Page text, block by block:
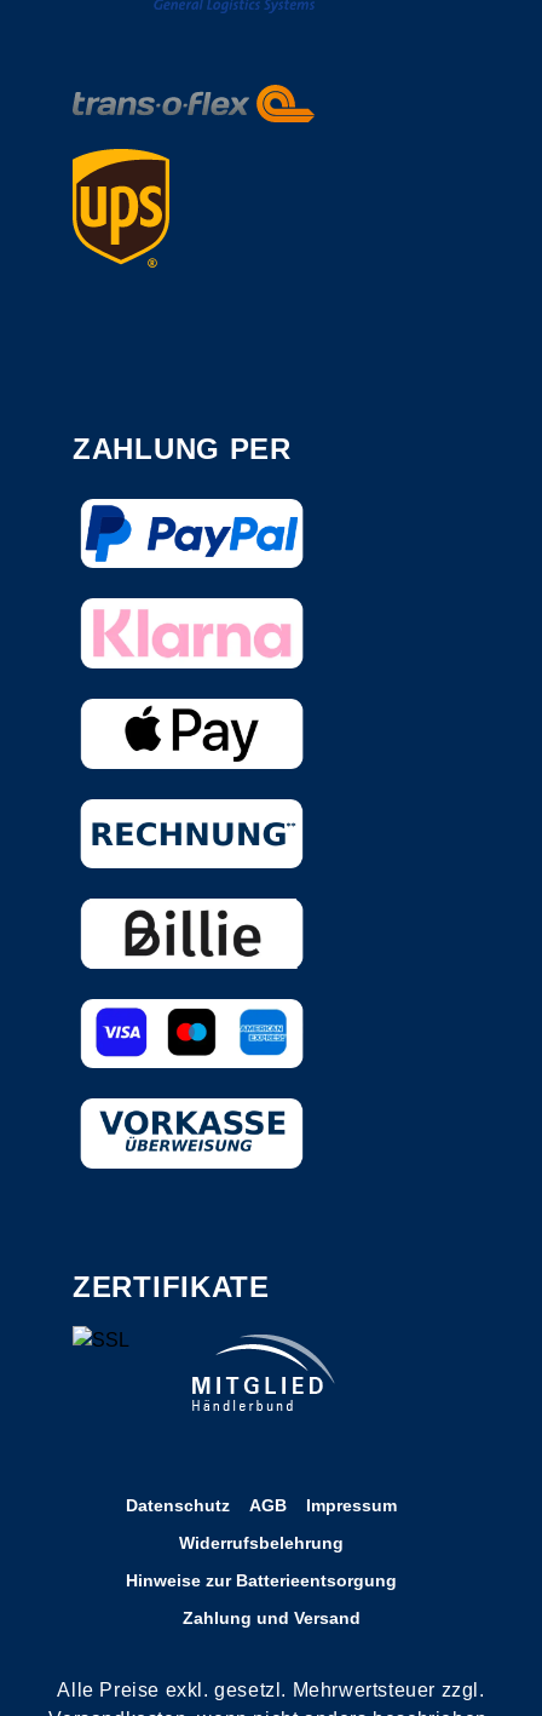
ZAHLUNG PER
ZERTIFIKATE
Datenschutz AGB
Impressum
Widerrufsbelehrung
Hinweise zur Batterieentsorgung
Zahlung und Versand
Alle Preise exkl. gesetzl. Mehrwertsteuer zzgl.